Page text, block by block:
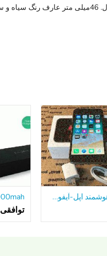
گوشی هوشمند اپل-آیفون 6s-64GB قفل شده است
توافقی